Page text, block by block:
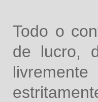
Todo o
de lucro,